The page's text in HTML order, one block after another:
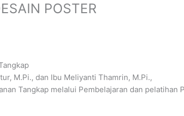
POSTER
M.Pi., dan Ibu Meliyanti Thamrin, M.Pi.,
Tangkap melalui Pembelajaran dan pelatihan